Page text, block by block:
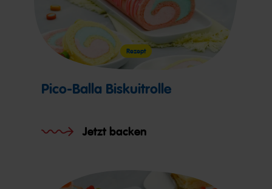
Pico-Balla Biskuitrolle
Jetzt backen
Rezept